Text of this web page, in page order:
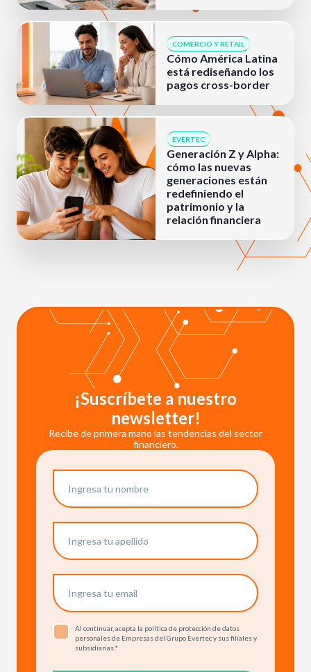
COMERCIO Y RETAIL
Cómo América Latina
está rediseñando los
pagos cross-border
EVERTEC
Generación Z y Alpha:
cómo las nuevas
generaciones están
redefiniendo el
patrimonio y la
relación financiera
¡Suscríbete a nuestro
newsletter!
Recibe de primera mano las tendencias del sector
financiero.
Al continuar, acepta la política de protección de datos
personales de Empresas del Grupo Evertec y sus filiales y
subsidiarias.*